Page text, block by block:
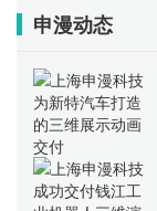
申漫动态